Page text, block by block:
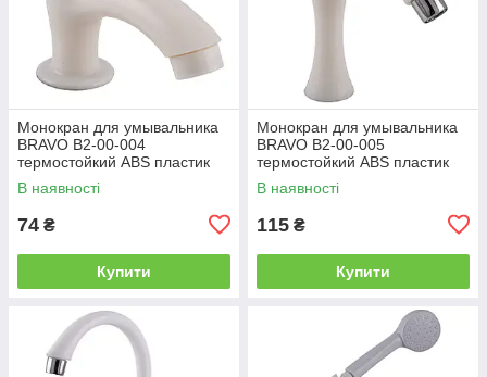
Монокран для умывальника
BRAVO B2-00-004
термостойкий ABS пластик
В наявності
74 ₴
Купити
Монокран для умывальника
BRAVO B2-00-005
термостойкий ABS пластик
В наявності
115 ₴
Купити